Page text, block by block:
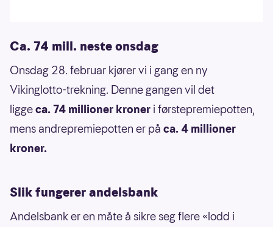
Ca. 74 mill. neste onsdag
Onsdag 28. februar kjører vi i gang en ny
Vikinglotto-trekning. Denne gangen vil det
liggeca. 74 millioner kroner i førstepremiepotten,
mens andrepremiepotten er på ca. 4 millioner
kroner.
Slik fungerer andelsbank
Andelsbank er en måte å sikre seg flere «lodd i